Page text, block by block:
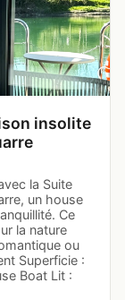
insolite
la Suite
un house
Ce
la nature
ou
Superficie :
Boat Lit :